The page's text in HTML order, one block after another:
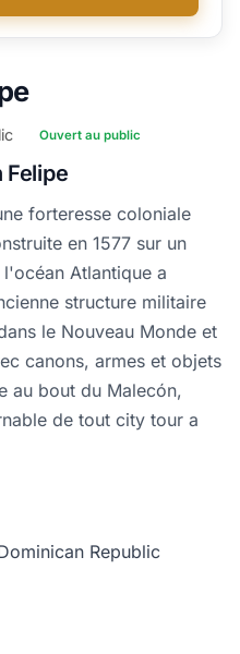
Ouvert au public
Felipe
forteresse coloniale
en 1577 sur un
Atlantique a
structure militaire
le Nouveau Monde et
canons, armes et objets
au bout du Malecón,
de tout city tour a
Republic